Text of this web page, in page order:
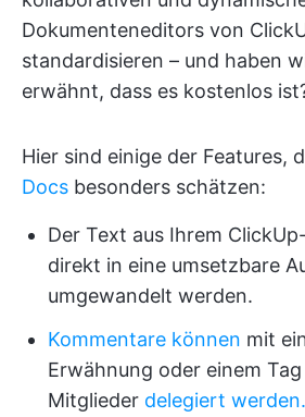
Dokumenteneditors von
standardisieren – und haben
erwähnt, dass es kostenlos
Hier sind einige der Features,
Docs besonders schätzen:
Der Text aus Ihrem
direkt in eine umsetzbare
umgewandelt werden.
Kommentare können mit
Erwähnung oder einem
Mitglieder delegiert werden.